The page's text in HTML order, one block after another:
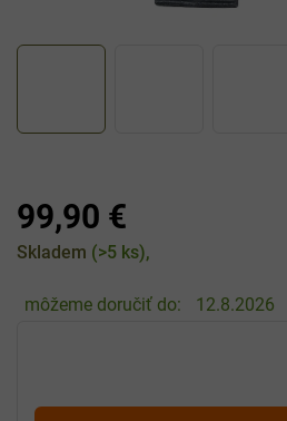
99,90 €
Jednotková
Skladem (>5 ks)
môžeme doručiť do: 12.8.2026